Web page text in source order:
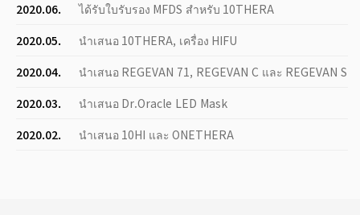
2020.06.
ได้รับใบรับรอง MFDS สำหรับ 10THERA
2020.05.
นำเสนอ 10THERA, เครื่อง HIFU
2020.04.
นำเสนอ REGEVAN 71, REGEVAN C และ REGEVAN S
2020.03.
นำเสนอ Dr.Oracle LED Mask
2020.02.
นำเสนอ 10HI และ ONETHERA